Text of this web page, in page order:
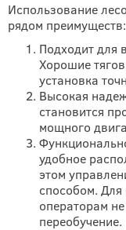
Использование
рядом преимуществ:
Подходит для
Хорошие
установка
Высокая
становится
мощного
удобное
этом
способом.
операторам
переобучение.